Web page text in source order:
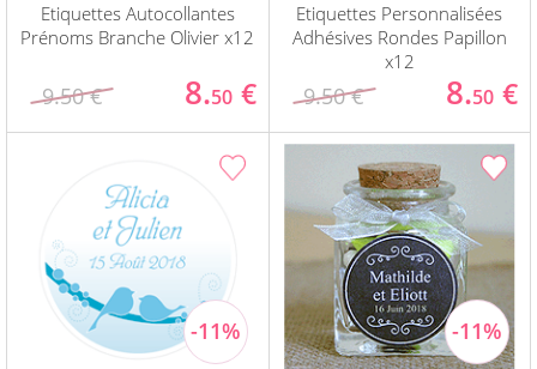
Etiquettes Autocollantes
Prénoms Branche Olivier x12
9.50 € 8.50 €
Etiquettes Personnalisées
Adhésives Rondes Papillon
x12
9.50 € 8.50 €